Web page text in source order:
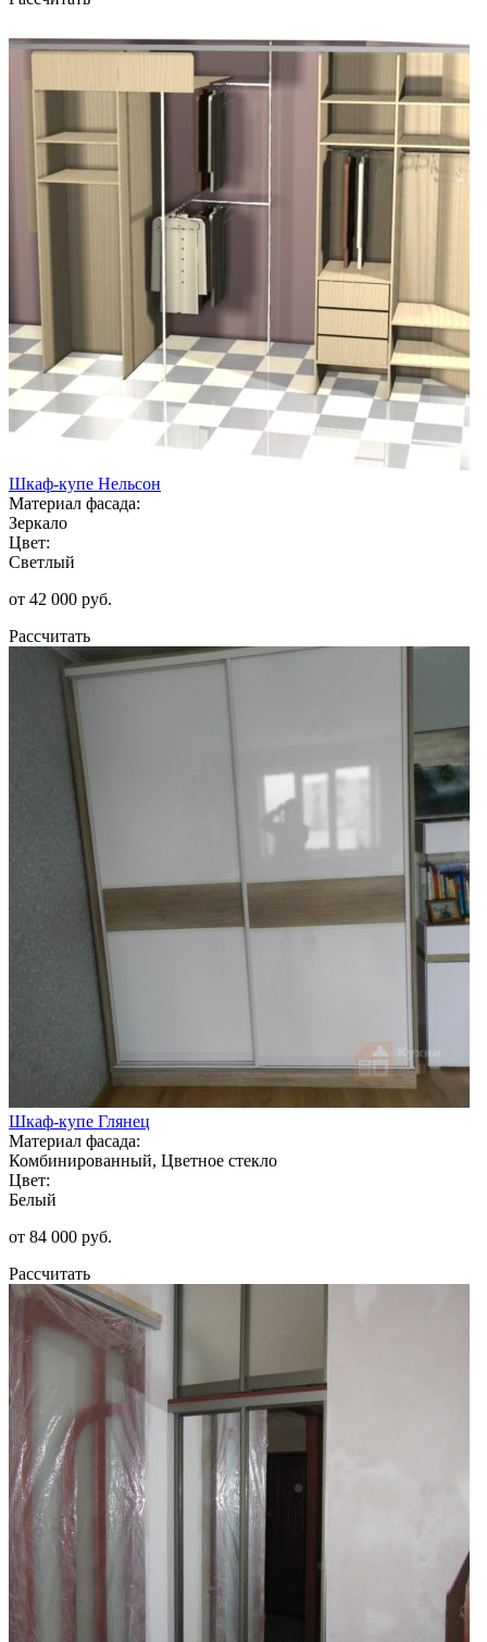
Шкаф-купе Нельсон
Материал фасада:
Зеркало
Цвет:
Светлый
от 42 000 руб.
Рассчитать
Шкаф-купе Глянец
Материал фасада:
Комбинированный, Цветное стекло
Цвет:
Белый
от 84 000 руб.
Рассчитать